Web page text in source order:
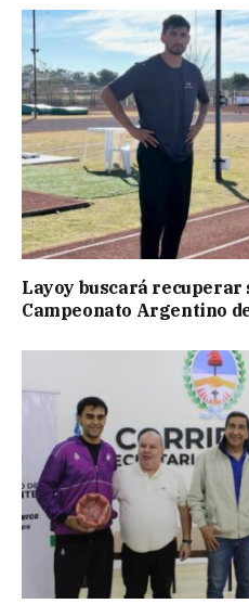
Layoy buscará recuperar
Campeonato Argentino